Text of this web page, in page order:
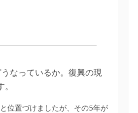
なっているか。復興の現
位置づけましたが、その5年が